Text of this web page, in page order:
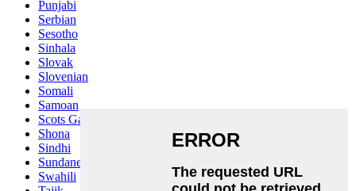
Punjabi
Serbian
Sesotho
Sinhala
Slovak
Slovenian
Somali
Samoan
Scots Gaelic
Shona
Sindhi
Sundanese
Swahili